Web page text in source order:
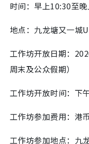
时间：早上10:30至
地点：九龙塘又一城
工作坊开放日期：
周末及公众假期）
工作坊开放时间：下
工作坊参加费用： 港
工作坊参加地点：九